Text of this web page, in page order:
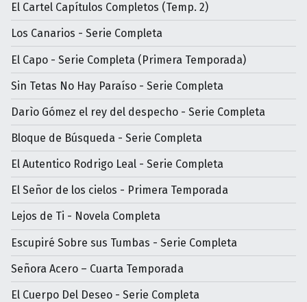
El Cartel Capítulos Completos (Temp. 2)
Los Canarios - Serie Completa
El Capo - Serie Completa (Primera Temporada)
Sin Tetas No Hay Paraíso - Serie Completa
Darìo Gómez el rey del despecho - Serie Completa
Bloque de Búsqueda - Serie Completa
El Autentico Rodrigo Leal - Serie Completa
El Señor de los cielos - Primera Temporada
Lejos de Ti - Novela Completa
Escupiré Sobre sus Tumbas - Serie Completa
Señora Acero – Cuarta Temporada
El Cuerpo Del Deseo - Serie Completa